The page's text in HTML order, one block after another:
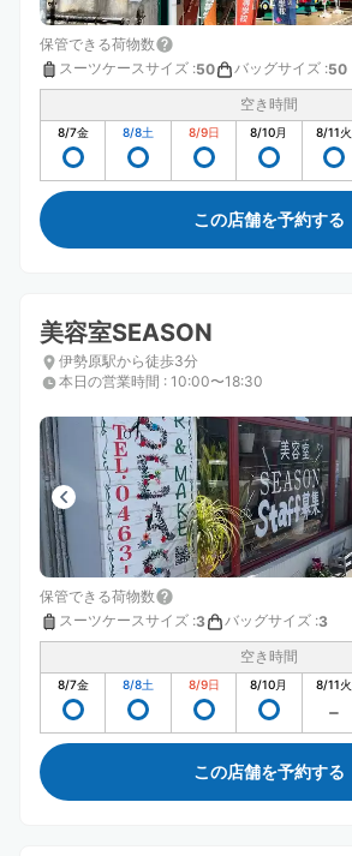
保管できる荷物数
スーツケースサイズ :50 バッグサイズ :50
空き時間
8/7金 8/8土 8/9日 8/10月 8/11火
この店舗を予約する
美容室SEASON
伊勢原駅から徒歩3分
本日の営業時間 : 10:00〜18:30
保管できる荷物数
スーツケースサイズ :3 バッグサイズ :3
空き時間
8/7金 8/8土 8/9日 8/10月 8/11火
この店舗を予約する